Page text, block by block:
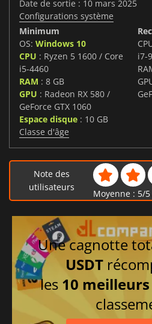
Date de sortie : 10 mars 2025
Configurations système
Minimum
OS: Windows 10
CPU : Ryzen 5 1600 / Core
i5-4460
RAM : 8 GB
GPU : Radeon RX 580 /
GeForce GTX 1060
Espace disque : 10 GB
i7-
Classe d'âge
Note des
utilisateurs
Moyenne : 5/5
Une cagnotte
USDT
les 10